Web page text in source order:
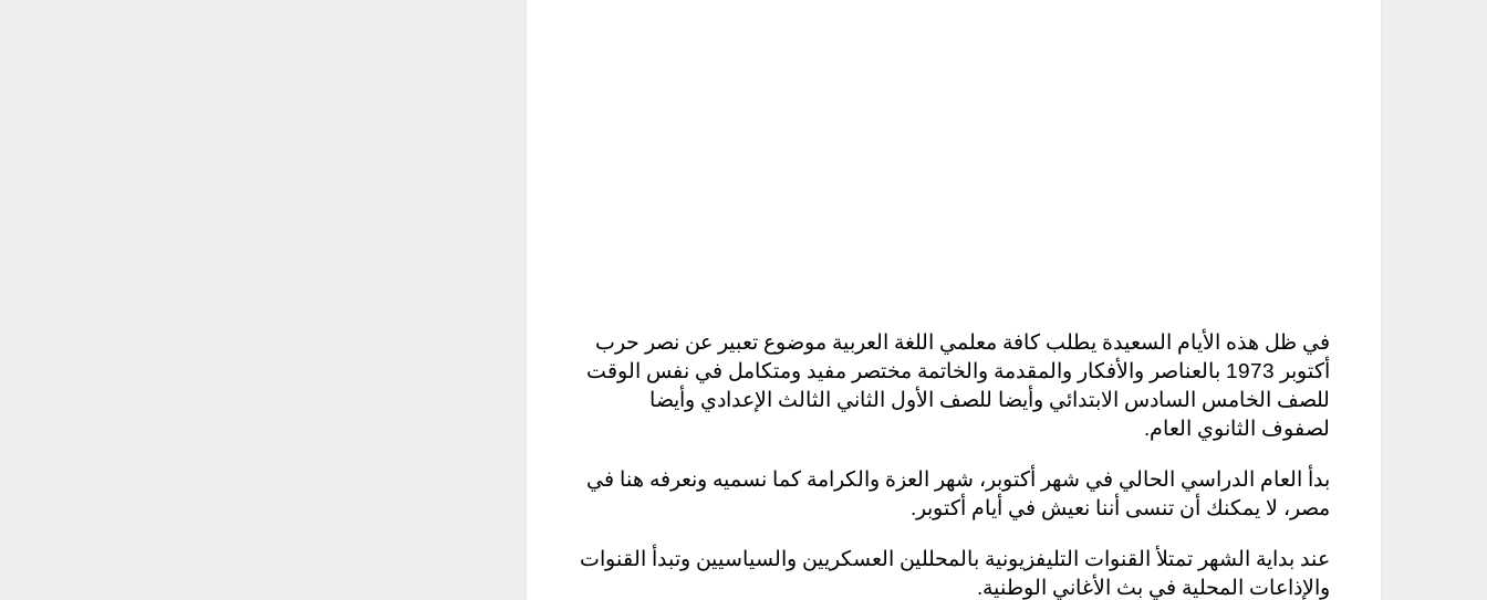
في ظل هذه الأيام السعيدة يطلب كافة معلمي اللغة العربية موضوع تعبير عن نصر حرب
أكتوبر 1973 بالعناصر والأفكار والمقدمة والخاتمة مختصر مفيد ومتكامل في نفس الوقت
للصف الخامس السادس الابتدائي وأيضا للصف الأول الثاني الثالث الإعدادي وأيضا
لصفوف الثانوي العام.
بدأ العام الدراسي الحالي في شهر أكتوبر، شهر العزة والكرامة كما نسميه ونعرفه هنا في
مصر، لا يمكنك أن تنسى أننا نعيش في أيام أكتوبر.
عند بداية الشهر تمتلأ القنوات التليفزيونية بالمحللين العسكريين والسياسيين وتبدأ القنوات
والإذاعات المحلية في بث الأغاني الوطنية.